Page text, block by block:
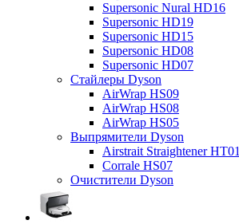
Supersonic Nural HD16
Supersonic HD19
Supersonic HD15
Supersonic HD08
Supersonic HD07
Стайлеры Dyson
AirWrap HS09
AirWrap HS08
AirWrap HS05
Выпрямители Dyson
Airstrait Straightener HT01
Corrale HS07
Очистители Dyson